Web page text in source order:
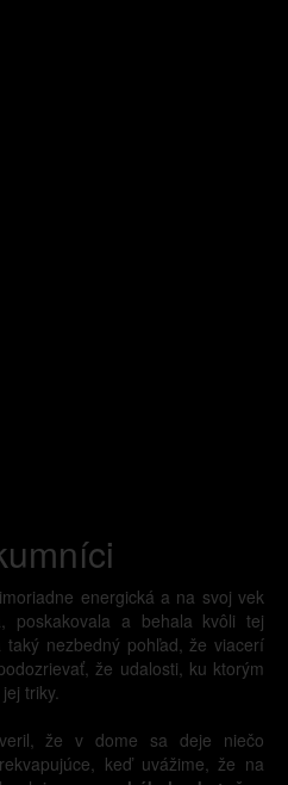
energická a na svoj vek
poskakovala a behala kvôli tej
nezbedný pohľad, že viacerí
že udalosti, ku ktorým
triky.
že v dome sa deje niečo
keď uvážime, že na